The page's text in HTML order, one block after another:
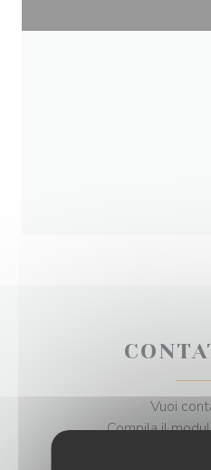
Vuoi
Compila il